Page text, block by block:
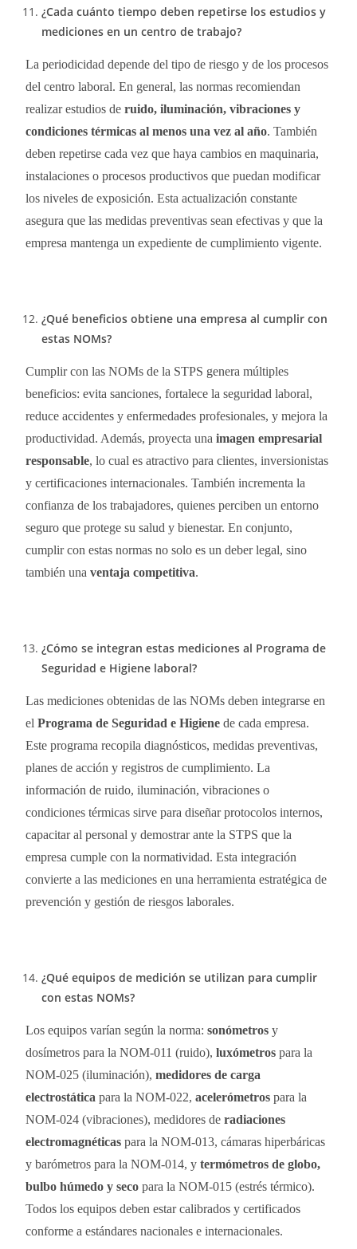
¿Cada cuánto tiempo deben repetirse los estudios y
mediciones en un centro de trabajo?
La periodicidad depende del tipo de riesgo y de los procesos
del centro laboral. En general, las normas recomiendan
realizar estudios deruido, iluminación, vibraciones y
condiciones térmicas al menos una vez al año. También
deben repetirse cada vez que haya cambios en maquinaria,
instalaciones o procesos productivos que puedan modificar
los niveles de exposición. Esta actualización constante
asegura que las medidas preventivas sean efectivas y que la
empresa mantenga un expediente de cumplimiento vigente.
¿Qué beneficios obtiene una empresa al cumplir con
estas NOMs?
Cumplir con las NOMs de la STPS genera múltiples
beneficios: evita sanciones, fortalece la seguridad laboral,
reduce accidentes y enfermedades profesionales, y mejora la
productividad. Además, proyecta unaimagen empresarial
responsable, lo cual es atractivo para clientes, inversionistas
y certificaciones internacionales. También incrementa la
confianza de los trabajadores, quienes perciben un entorno
seguro que protege su salud y bienestar. En conjunto,
cumplir con estas normas no solo es un deber legal, sino
también unaventaja competitiva.
¿Cómo se integran estas mediciones al Programa de
Seguridad e Higiene laboral?
Las mediciones obtenidas de las NOMs deben integrarse en
elPrograma de Seguridad e Higiene de cada empresa.
Este programa recopila diagnósticos, medidas preventivas,
planes de acción y registros de cumplimiento. La
información de ruido, iluminación, vibraciones o
condiciones térmicas sirve para diseñar protocolos internos,
capacitar al personal y demostrar ante la STPS que la
empresa cumple con la normatividad. Esta integración
convierte a las mediciones en una herramienta estratégica de
prevención y gestión de riesgos laborales.
¿Qué equipos de medición se utilizan para cumplir
con estas NOMs?
Los equipos varían según la norma:sonómetros y
dosímetros para la NOM-011 (ruido),luxómetros para la
NOM-025 (iluminación),medidores de carga
electrostática para la NOM-022,acelerómetros para la
NOM-024 (vibraciones), medidores deradiaciones
electromagnéticas para la NOM-013, cámaras hiperbáricas
y barómetros para la NOM-014, ytermómetros de globo,
bulbo húmedo y seco para la NOM-015 (estrés térmico).
Todos los equipos deben estar calibrados y certificados
conforme a estándares nacionales e internacionales.